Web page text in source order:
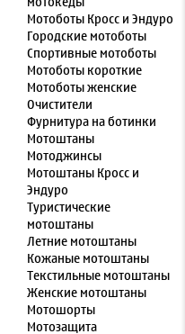
Мотоботы Кросс и Эндуро
Городские мотоботы
Спортивные мотоботы
Мотоботы короткие
Мотоботы женские
Очистители
Фурнитура на ботинки
Мотоштаны
Мотоджинсы
Мотоштаны Кросс и
Эндуро
Туристические
мотоштаны
Летние мотоштаны
Кожаные мотоштаны
Текстильные мотоштаны
Женские мотоштаны
Мотошорты
Мотозащита